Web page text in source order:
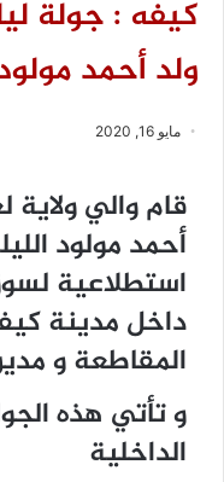
كيفه : جولة
ﻭﻟﺪ ﺃﺣﻤﺪ
مايو 16, 2020
قام والي
ﺃﺣﻤﺪ ﻣﻮﻟﻮﺩ
استطلاعية
داخل مدينة
المقاطعة و
و تأتي هذه
الداخلية